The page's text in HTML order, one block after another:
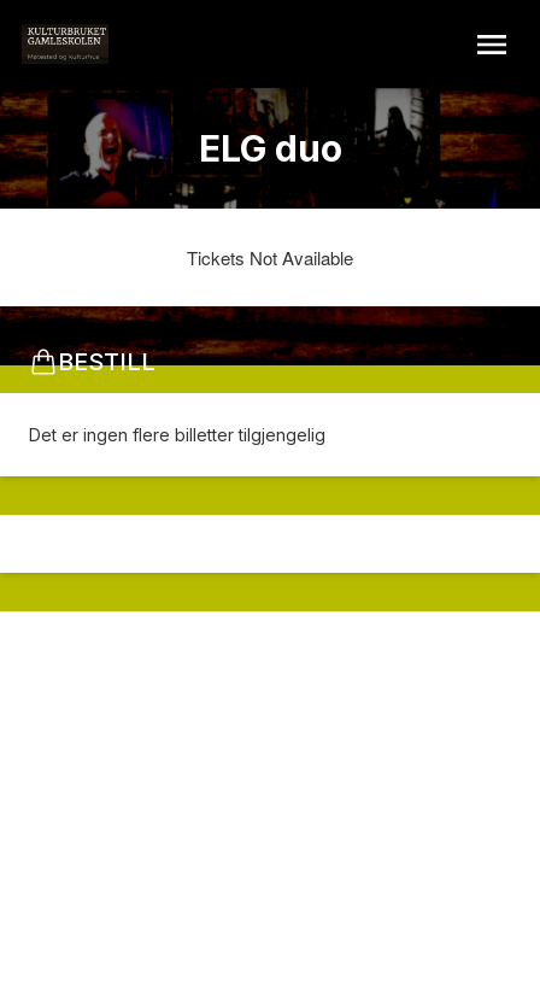
ELG duo
Tickets Not Available
BESTILL
Det er ingen flere billetter tilgjengelig